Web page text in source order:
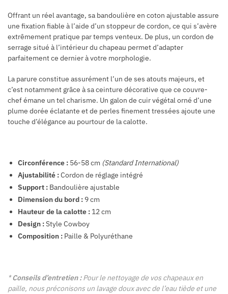
Offrant un réel avantage, sa bandoulière en coton ajustable assure
une fixation fiable à l’aide d’un stoppeur de cordon, ce qui s’avère
extrêmement pratique par temps venteux. De plus, un cordon de
serrage situé à l’intérieur du chapeau permet d’adapter
parfaitement ce dernier à votre morphologie.
La parure constitue assurément l’un de ses atouts majeurs, et
c’est notamment grâce à sa ceinture décorative que ce couvre-
chef émane un tel charisme. Un galon de cuir végétal orné d’une
plume dorée éclatante et de perles finement tressées ajoute une
touche d’élégance au pourtour de la calotte.
Circonférence : 56-58 cm (Standard International)
Ajustabilité :Cordon de réglage intégré
Support : Bandoulière ajustable
Dimension du bord : 9 cm
Hauteur de la calotte : 12 cm
Design :Style Cowboy
Composition : Paille & Polyuréthane
*Conseils d’entretien :Pour le nettoyage de vos chapeaux en
paille, nous préconisons un lavage doux avec de l’eau tiède et une